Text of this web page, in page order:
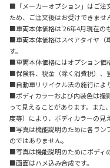
■「メーカーオプション」はご注
ため、ご注文後はお受けできませ
■車両本体価格は'26年4月現在の
■車両本体価格はスペアタイヤ（
す。
■車両本体価格にはオプション価
■保険料、税金（除く消費税）、
■自動車リサイクル法の施行によ
■ボディカラーおよび内装色は撮
って見えることがあります。また
度等）により、ボディカラーの見
■写真は機能説明のために各ラン
のではありません。
■写真は機能説明のためにボディ
■画面はハメ込み合成です。